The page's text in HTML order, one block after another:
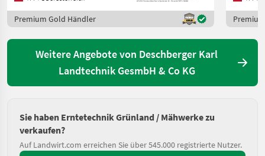
Premium Gold Händler
Weitere Angebote von Deschberger Karl
Landtechnik GesmbH & Co KG
Sie haben Erntetechnik Grünland / Mähwerke zu
verkaufen?
Auf Landwirt.com erreichen Sie über 545.000 registrierte Nutzer.